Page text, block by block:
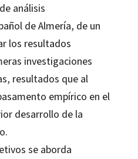
análisis
de Almería, de un
los resultados
investigaciones
resultados que al
empírico en el
desarrollo de la
se aborda